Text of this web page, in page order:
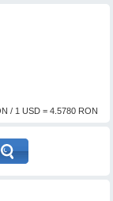
/ 1 USD = 4.5780 RON